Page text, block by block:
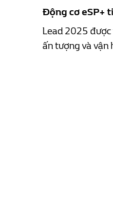
Động cơ eSP+
Lead 2025
ấn tượng và vận